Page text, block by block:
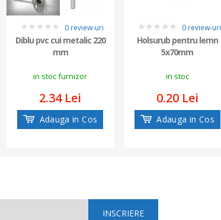
0
0 review-uri
Diblu pvc cui metalic 220
mm
in stoc furnizor
2.34 Lei
Adauga in Cos
0
0 review-uri
Holsurub pentru lemn
5x70mm
in stoc
0.20 Lei
Adauga in Cos